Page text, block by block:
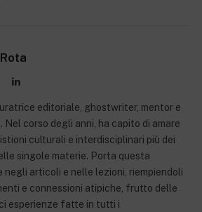
LinkedIn
editoriale, ghostwriter, mentor e
Nel corso degli anni, ha capito di amare
culturali e interdisciplinari più dei
singole materie. Porta questa
negli articoli e nelle lezioni, riempiendoli
e connessioni atipiche, frutto delle
esperienze fatte in tutti i